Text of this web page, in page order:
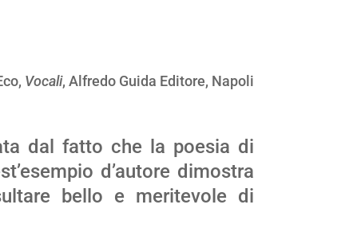
Vocali, Alfredo Guida Editore, Napoli
dal fatto che la poesia di
d’autore dimostra
bello e meritevole di